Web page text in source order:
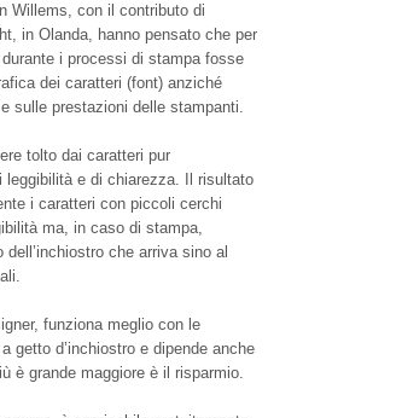
Willems, con il contributo di
in Olanda, hanno pensato che per
i processi di stampa fosse
dei caratteri (font) anziché
sulle prestazioni delle stampanti.
tolto dai caratteri pur
leggibilità e di chiarezza. Il risultato
i caratteri con piccoli cerchi
ma, in caso di stampa,
che arriva sino al
funziona meglio con le
getto d’inchiostro e dipende anche
è grande maggiore è il risparmio.